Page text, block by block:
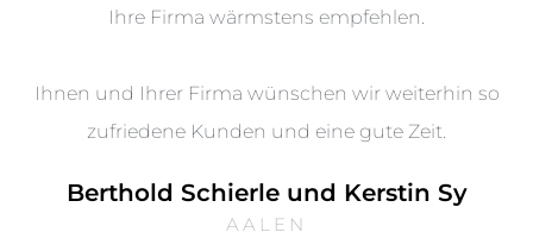
Ihre Firma wärmstens empfehlen.
Ihnen und Ihrer Firma wünschen wir weiterhin so
zufriedene Kunden und eine gute Zeit.
Berthold Schierle und Kerstin Sy
AALEN